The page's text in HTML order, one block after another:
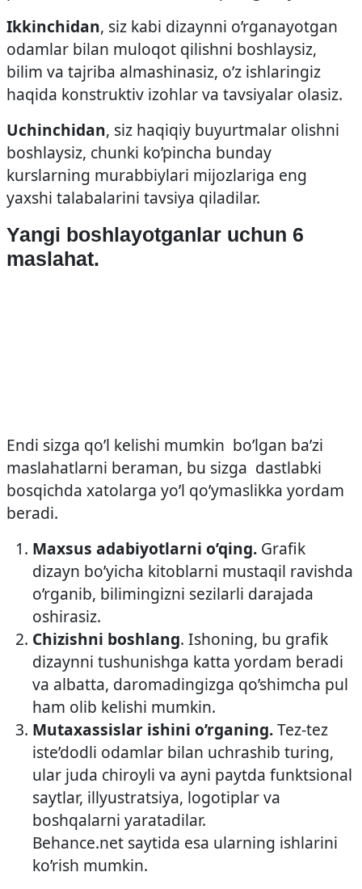
Ikkinchidan, siz kabi dizaynni o’rganayotgan
odamlar bilan muloqot qilishni boshlaysiz,
bilim va tajriba almashinasiz, o’z ishlaringiz
haqida konstruktiv izohlar va tavsiyalar olasiz.
Uchinchidan, siz haqiqiy buyurtmalar olishni
boshlaysiz, chunki ko’pincha bunday
kurslarning murabbiylari mijozlariga eng
yaxshi talabalarini tavsiya qiladilar.
Yangi boshlayotganlar uchun 6
maslahat.
Endi sizga qo’l kelishi mumkin bo’lgan ba’zi
maslahatlarni beraman, bu sizga dastlabki
bosqichda xatolarga yo’l qo’ymaslikka yordam
beradi.
Maxsus adabiyotlarni o’qing. Grafik
dizayn bo’yicha kitoblarni mustaqil ravishda
o’rganib, bilimingizni sezilarli darajada
oshirasiz.
Chizishni boshlang. Ishoning, bu grafik
dizaynni tushunishga katta yordam beradi
va albatta, daromadingizga qo’shimcha pul
ham olib kelishi mumkin.
Mutaxassislar ishini o’rganing.Tez-tez
iste’dodli odamlar bilan uchrashib turing,
ular juda chiroyli va ayni paytda funktsional
saytlar, illyustratsiya, logotiplar va
boshqalarni yaratadilar.
Behance.net saytida esa ularning ishlarini
ko’rish mumkin.